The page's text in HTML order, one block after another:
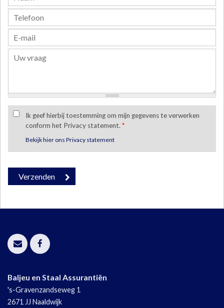
Ik geef hierbij toestemming om mijn gegevens te verwerken
conform het Privacy statement. *
Bekijk hier ons Privacy statement
Baljeu en Staal Assurantiën
's-Gravenzandseweg 1
2671 JJ Naaldwijk